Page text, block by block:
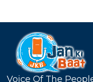
Voice Of The